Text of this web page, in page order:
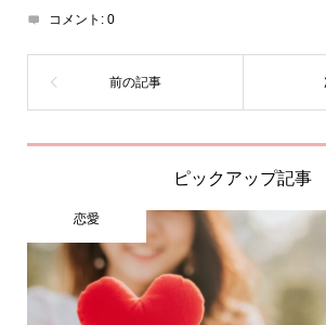
コメント: 0
ピックアップ記事
恋愛